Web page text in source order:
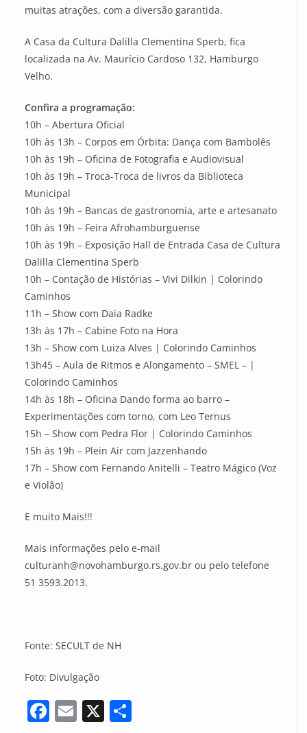
muitas atrações, com a diversão garantida.
A Casa da Cultura Dalilla Clementina Sperb, fica
localizada na Av. Maurício Cardoso 132, Hamburgo
Velho.
Confira a programação:
10h – Abertura Oficial
10h às 13h – Corpos em Órbita: Dança com Bambolês
10h às 19h – Oficina de Fotografia e Audiovisual
10h às 19h – Troca-Troca de livros da Biblioteca
Municipal
10h às 19h – Bancas de gastronomia, arte e artesanato
10h às 19h – Feira Afrohamburguense
10h às 19h – Exposição Hall de Entrada Casa de Cultura
Dalilla Clementina Sperb
10h – Contação de Histórias – Vivi Dilkin | Colorindo
Caminhos
11h – Show com Daia Radke
13h às 17h – Cabine Foto na Hora
13h – Show com Luiza Alves | Colorindo Caminhos
13h45 – Aula de Ritmos e Alongamento – SMEL – |
Colorindo Caminhos
14h às 18h – Oficina Dando forma ao barro –
Experimentações com torno, com Leo Ternus
15h – Show com Pedra Flor | Colorindo Caminhos
15h às 19h – Plein Air com Jazzenhando
17h – Show com Fernando Anitelli – Teatro Mágico (Voz
e Violão)
E muito Mais!!!
Mais informações pelo e-mail
culturanh@novohamburgo.rs.gov.br ou pelo telefone
51 3593.2013.
Fonte: SECULT de NH
Foto: Divulgação
F E X